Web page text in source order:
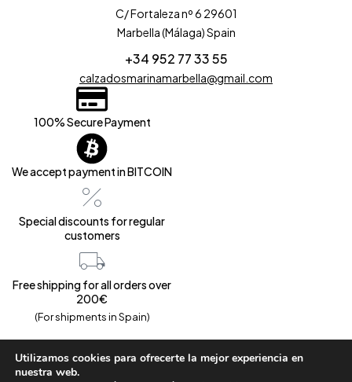
C/ Fortaleza nº 6 29601
Marbella (Málaga) Spain
+34 952 77 33 55
calzadosmarinamarbella@gmail.com
100% Secure Payment
We accept payment in BITCOIN
Special discounts for regular
customers
Free shipping for all orders over
200€
(For shipments in Spain)
Utilizamos cookies para ofrecerte la mejor experiencia en
nuestra web.